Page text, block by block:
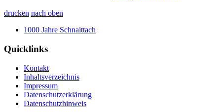
drucken nach oben
1000 Jahre Schnaittach
Quicklinks
Kontakt
Inhaltsverzeichnis
Impressum
Datenschutzerklärung
Datenschutzhinweis